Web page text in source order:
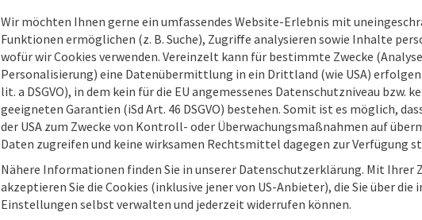
Beitrag merken: BCS | Stand Up Paddeltour
BCS
Angebot
Copyright
Beitrag merken: Canyoning Aquasplash
Erlebe die
Wir möchten Ihnen gerne ein umfassendes Website-Erlebnis mit
Funktionen ermöglichen (z. B. Suche), Zugriffe analysieren sowie Inhalte
wofür wir Cookies verwenden. Vereinzelt kann für bestimmte Zwecke
Personalisierung) eine Datenübermittlung in ein Drittland (wie USA) erfolgen
lit. a DSGVO), in dem kein für die EU angemessenes Datenschutzniveau bzw.
geeigneten Garantien (iSd Art. 46 DSGVO) bestehen. Somit ist es möglich,
der USA zum Zwecke von Kontroll- oder Überwachungsmaßnahmen auf
Daten zugreifen und keine wirksamen Rechtsmittel dagegen zur Verfügung
Nähere Informationen finden Sie in unserer Datenschutzerklärung. Mit Ihrer
akzeptieren Sie die Cookies (inklusive jener von US-Anbieter), die Sie über die
Einstellungen selbst verwalten und jederzeit widerrufen können.